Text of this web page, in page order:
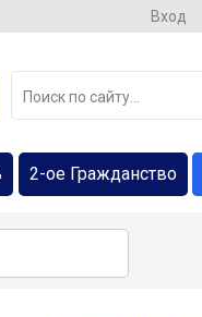
Вход
2-ое Гражданство